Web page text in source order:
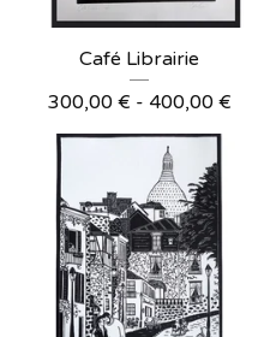
Café Librairie
300,00 € - 400,00 €